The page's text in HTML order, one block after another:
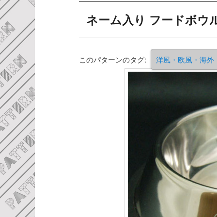
ネーム入り フードボウ
このパターンのタグ: 洋風・欧風・海外